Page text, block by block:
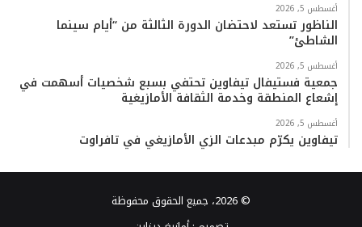
أغسطس 5, 2026
الناظور تستعد لاحتضان الدورة الثالثة من “أيام سينما
الشاطئ”
أغسطس 5, 2026
جمعية فستيفال تيفاوين تحتفي بسبع شخصيات أسهمت في
إشعاع المنطقة وخدمة الثقافة الأمازيغية
أغسطس 5, 2026
تيفاوين يكرّم مبدعات الزي الأمازيغي في تافراوت
© 2026، جميع الحقوق محفوظة